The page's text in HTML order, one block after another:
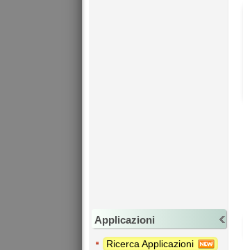
Applicazioni
Ricerca Applicazioni